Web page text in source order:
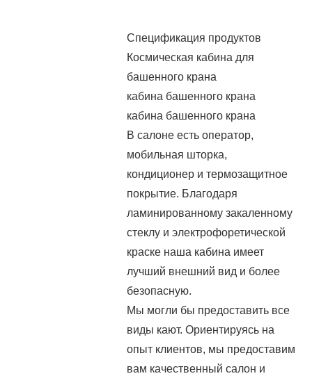
Спецификация продуктов
Космическая кабина для
башенного крана
кабина башенного крана
кабина башенного крана
В салоне есть оператор,
мобильная шторка,
кондиционер и термозащитное
покрытие. Благодаря
ламинированному закаленному
стеклу и электрофоретической
краске наша кабина имеет
лучший внешний вид и более
безопасную.
Мы могли бы предоставить все
виды кают. Ориентируясь на
опыт клиентов, мы предоставим
вам качественный салон и